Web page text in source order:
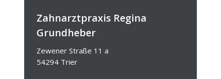
Zahnarztpraxis Regina
Grundheber
Zewener Straße 11 a
54294 Trier